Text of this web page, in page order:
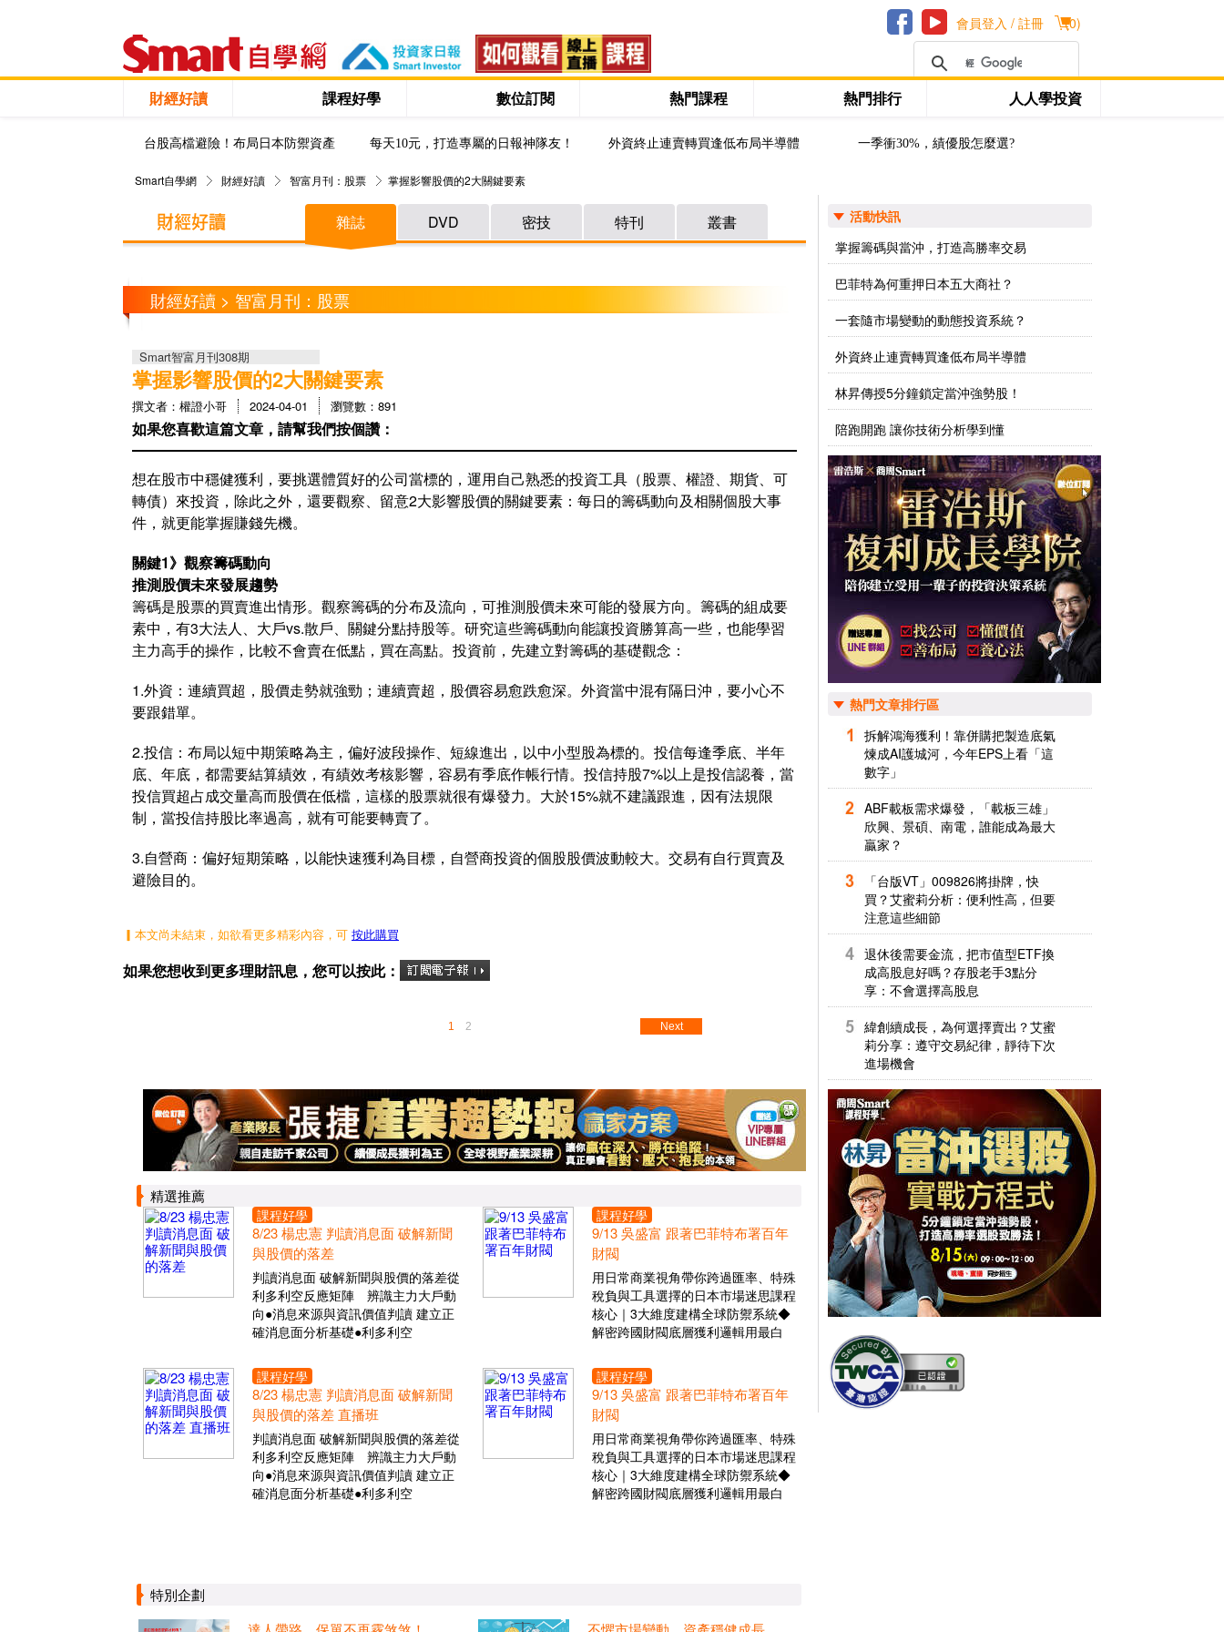
(0)
會員登入 / 註冊
財經好讀 課程好學 數位訂閱 熱門課程 熱門排行 人人學投資
台股高檔避險！布局日本防禦資產 每天10元，打造專屬的日報神隊友！ 外資終止連賣轉買逢低布局半導體 一季衝30%，績優股怎麼選?
Smart自學網 財經好讀 智富月刊：股票 掌握影響股價的2大關鍵要素
雜誌 DVD 密技 特刊 叢書
財經好讀 > 智富月刊：股票
Smart智富月刊308期
掌握影響股價的2大關鍵要素
撰文者：權證小哥 2024-04-01 瀏覽數：891
如果您喜歡這篇文章，請幫我們按個讚：
想在股市中穩健獲利，要挑選體質好的公司當標的，運用自己熟悉的投資工具（股票、權證、期貨、可
轉債）來投資，除此之外，還要觀察、留意2大影響股價的關鍵要素：每日的籌碼動向及相關個股大事
件，就更能掌握賺錢先機。
關鍵1》觀察籌碼動向
推測股價未來發展趨勢
籌碼是股票的買賣進出情形。觀察籌碼的分布及流向，可推測股價未來可能的發展方向。籌碼的組成要
素中，有3大法人、大戶vs.散戶、關鍵分點持股等。研究這些籌碼動向能讓投資勝算高一些，也能學習
主力高手的操作，比較不會賣在低點，買在高點。投資前，先建立對籌碼的基礎觀念：
1.外資：連續買超，股價走勢就強勁；連續賣超，股價容易愈跌愈深。外資當中混有隔日沖，要小心不
要跟錯單。
2.投信：布局以短中期策略為主，偏好波段操作、短線進出，以中小型股為標的。投信每逢季底、半年
底、年底，都需要結算績效，有績效考核影響，容易有季底作帳行情。投信持股7%以上是投信認養，當
投信買超占成交量高而股價在低檔，這樣的股票就很有爆發力。大於15%就不建議跟進，因有法規限
制，當投信持股比率過高，就有可能要轉賣了。
3.自營商：偏好短期策略，以能快速獲利為目標，自營商投資的個股股價波動較大。交易有自行買賣及
避險目的。
▎本文尚未結束，如欲看更多精彩內容，可 按此購買
如果您想收到更多理財訊息，您可以按此：
1 2 Next
精選推薦
課程好學
8/23 楊忠憲 判讀消息面 破解新聞
與股價的落差
判讀消息面 破解新聞與股價的落差從
利多利空反應矩陣 辨識主力大戶動
向●消息來源與資訊價值判讀 建立正
確消息面分析基礎●利多利空
課程好學
9/13 吳盛富 跟著巴菲特布署百年
財閥
用日常商業視角帶你跨過匯率、特殊
稅負與工具選擇的日本市場迷思課程
核心｜3大維度建構全球防禦系統◆
解密跨國財閥底層獲利邏輯用最白
課程好學
8/23 楊忠憲 判讀消息面 破解新聞
與股價的落差 直播班
判讀消息面 破解新聞與股價的落差從
利多利空反應矩陣 辨識主力大戶動
向●消息來源與資訊價值判讀 建立正
確消息面分析基礎●利多利空
課程好學
9/13 吳盛富 跟著巴菲特布署百年
財閥
用日常商業視角帶你跨過匯率、特殊
稅負與工具選擇的日本市場迷思課程
核心｜3大維度建構全球防禦系統◆
解密跨國財閥底層獲利邏輯用最白
特別企劃
活動快訊
掌握籌碼與當沖，打造高勝率交易
巴菲特為何重押日本五大商社？
一套隨市場變動的動態投資系統？
外資終止連賣轉買逢低布局半導體
林昇傳授5分鐘鎖定當沖強勢股！
陪跑開跑 讓你技術分析學到懂
熱門文章排行區
拆解鴻海獲利！靠併購把製造底氣
煉成AI護城河，今年EPS上看「這
數字」
ABF載板需求爆發，「載板三雄」
欣興、景碩、南電，誰能成為最大
贏家？
「台版VT」009826將掛牌，快
買？艾蜜莉分析：便利性高，但要
注意這些細節
退休後需要金流，把市值型ETF換
成高股息好嗎？存股老手3點分
享：不會選擇高股息
緯創續成長，為何選擇賣出？艾蜜
莉分享：遵守交易紀律，靜待下次
進場機會